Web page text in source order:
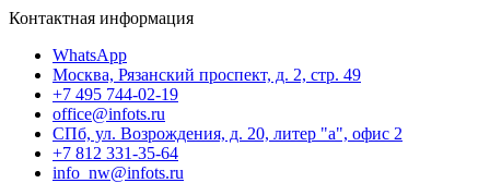
Контактная информация
WhatsApp
Москва, Рязанский проспект, д. 2, стр. 49
+7 495 744-02-19
office@infots.ru
СПб, ул. Возрождения, д. 20, литер "a", офис 2
+7 812 331-35-64
info_nw@infots.ru